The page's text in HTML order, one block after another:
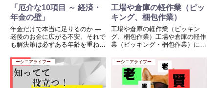
「厄介な10項目 ～ 経済・
年金の壁」
年金だけで本当に足りるのか ―
老後のお金に広がる不安、それで
も解決策は必ずある年齢を重ねる
ようになるのが、老後のお金への
不安です。現役で働いていた頃
は、毎月ある程度の収入が見込め
ました。しかし、仕事を離れ、
工場や倉庫の軽作業（ピッ
キング、梱包作業）
工場や倉庫の軽作業（ピッキン
グ、梱包作業）工場や倉庫の軽作
業（ピッキング・梱包作業）につ
にはさまざまな種類があります
が、特に「ピッキング」と「梱包
作業」は代表的な業務です。①
ピッキング作業 内容： 商品リス
ーシニアライフー ーシニアライフー